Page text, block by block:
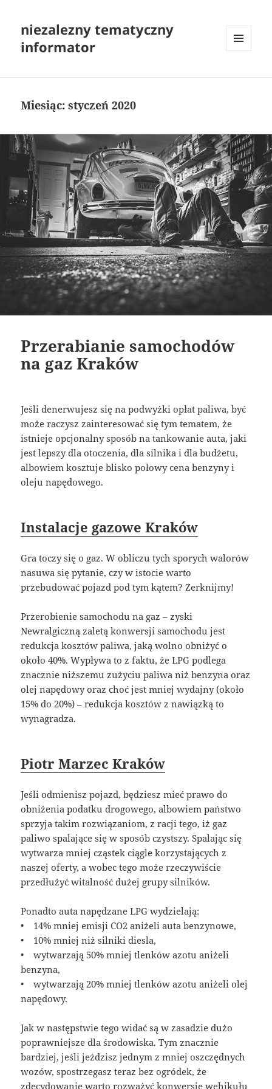
niezalezny tematyczny
informator
Miesiąc:styczeń 2020
Przerabianie samochodów
na gaz Kraków
Jeśli denerwujesz się na podwyżki opłat paliwa, być
może raczysz zainteresować się tym tematem, że
istnieje opcjonalny sposób na tankowanie auta, jaki
jest lepszy dla otoczenia, dla silnika i dla budżetu,
albowiem kosztuje blisko połowy cena benzyny i
oleju napędowego.
Instalacje gazowe Kraków
Gra toczy się o gaz. W obliczu tych sporych walorów
nasuwa się pytanie, czy w istocie warto
przebudować pojazd pod tym kątem? Zerknijmy!
Przerobienie samochodu na gaz – zyski
Newralgiczną zaletą konwersji samochodu jest
redukcja kosztów paliwa, jaką wolno obniżyć o
około 40%. Wypływa to z faktu, że LPG podlega
znacznie niższemu zużyciu paliwa niż benzyna oraz
olej napędowy oraz choć jest mniej wydajny (około
15% do 20%) – redukcja kosztów z nawiązką to
wynagradza.
Piotr Marzec Kraków
Jeśli odmienisz pojazd, będziesz mieć prawo do
obniżenia podatku drogowego, albowiem państwo
sprzyja takim rozwiązaniom, z racji tego, iż gaz
paliwo spalające się w sposób czystszy. Spalając się
wytwarza mniej cząstek ciągle korzystających z
naszej oferty, a wobec tego może rzeczywiście
przedłużyć witalność dużej grupy silników.
Ponadto auta napędzane LPG wydzielają:
• 14% mniej emisji CO2 aniżeli auta benzynowe,
• 10% mniej niż silniki diesla,
• wytwarzają 50% mniej tlenków azotu aniżeli
benzyna,
• wytwarzają 20% mniej tlenków azotu aniżeli olej
napędowy.
Jak w następstwie tego widać są w zasadzie dużo
poprawniejsze dla środowiska. Tym znacznie
bardziej, jeśli jeździsz jednym z mniej oszczędnych
wozów, spostrzegasz teraz bez ogródek, że
zdecydowanie warto rozważyć konwersję wehikułu